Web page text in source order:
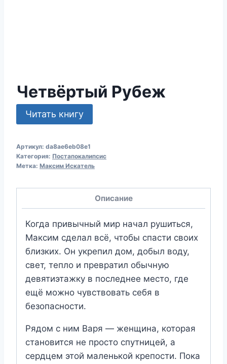
Четвёртый Рубеж
Читать книгу
Артикул: da8ae6eb08e1
Категория: Постапокалипсис
Метка: Максим Искатель
Описание
Когда привычный мир начал рушиться,
Максим сделал всё, чтобы спасти своих
близких. Он укрепил дом, добыл воду,
свет, тепло и превратил обычную
девятиэтажку в последнее место, где
ещё можно чувствовать себя в
безопасности.
Рядом с ним Варя — женщина, которая
становится не просто спутницей, а
сердцем этой маленькой крепости. Пока